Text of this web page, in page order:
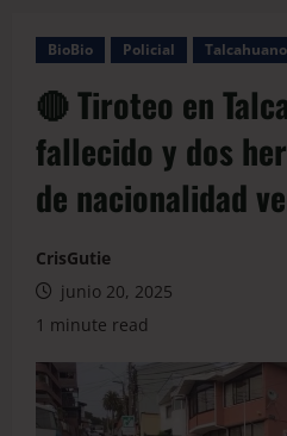
BioBio Policial Talcahuano
🔴 Tiroteo en
fallecido y dos
de nacionalidad
CrisGutie
junio 20, 2025
1 minute read